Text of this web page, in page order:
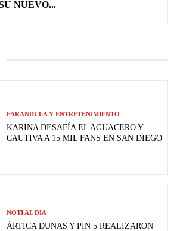
NUEVO...
FARANDULA Y ENTRETENIMIENTO
KARINA DESAFÍA EL AGUACERO Y
CAUTIVA A 15 MIL FANS EN SAN DIEGO
NOTI AL DIA
ÁRTICA DUNAS Y PIN 5 REALIZARON